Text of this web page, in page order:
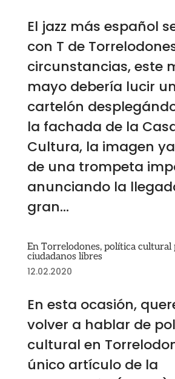
El jazz más español
con T de
circunstancias, este
mayo debería lucir
cartelón
la fachada de la
Cultura, la imagen
de una trompeta
anunciando la
gran...
En Torrelodones, política cultural
ciudadanos libres
12.02.2020
En esta ocasión,
volver a hablar de
cultural en
único artículo de la